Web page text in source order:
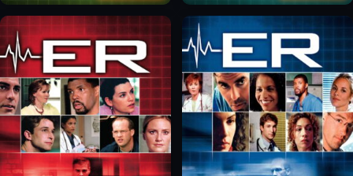
Phòng Cấp Cứu (Phần 1) Phòng Cấp Cứu (Phần 2)